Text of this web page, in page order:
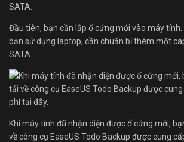
Đầu tiên, bạn cần lắp ổ cứng mới vào máy
bạn sử dụng laptop, cần chuẩn bị thêm một
SATA.
Khi máy tính đã nhận diện được ổ cứng mới,
về công cụ EaseUS Todo Backup được cung